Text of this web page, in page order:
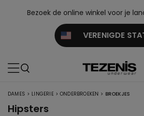
Bezoek de online winkel voor je
VERENIGDE
DAMES > LINGERIE > ONDERBROEKEN > BROEKJES
Hipsters